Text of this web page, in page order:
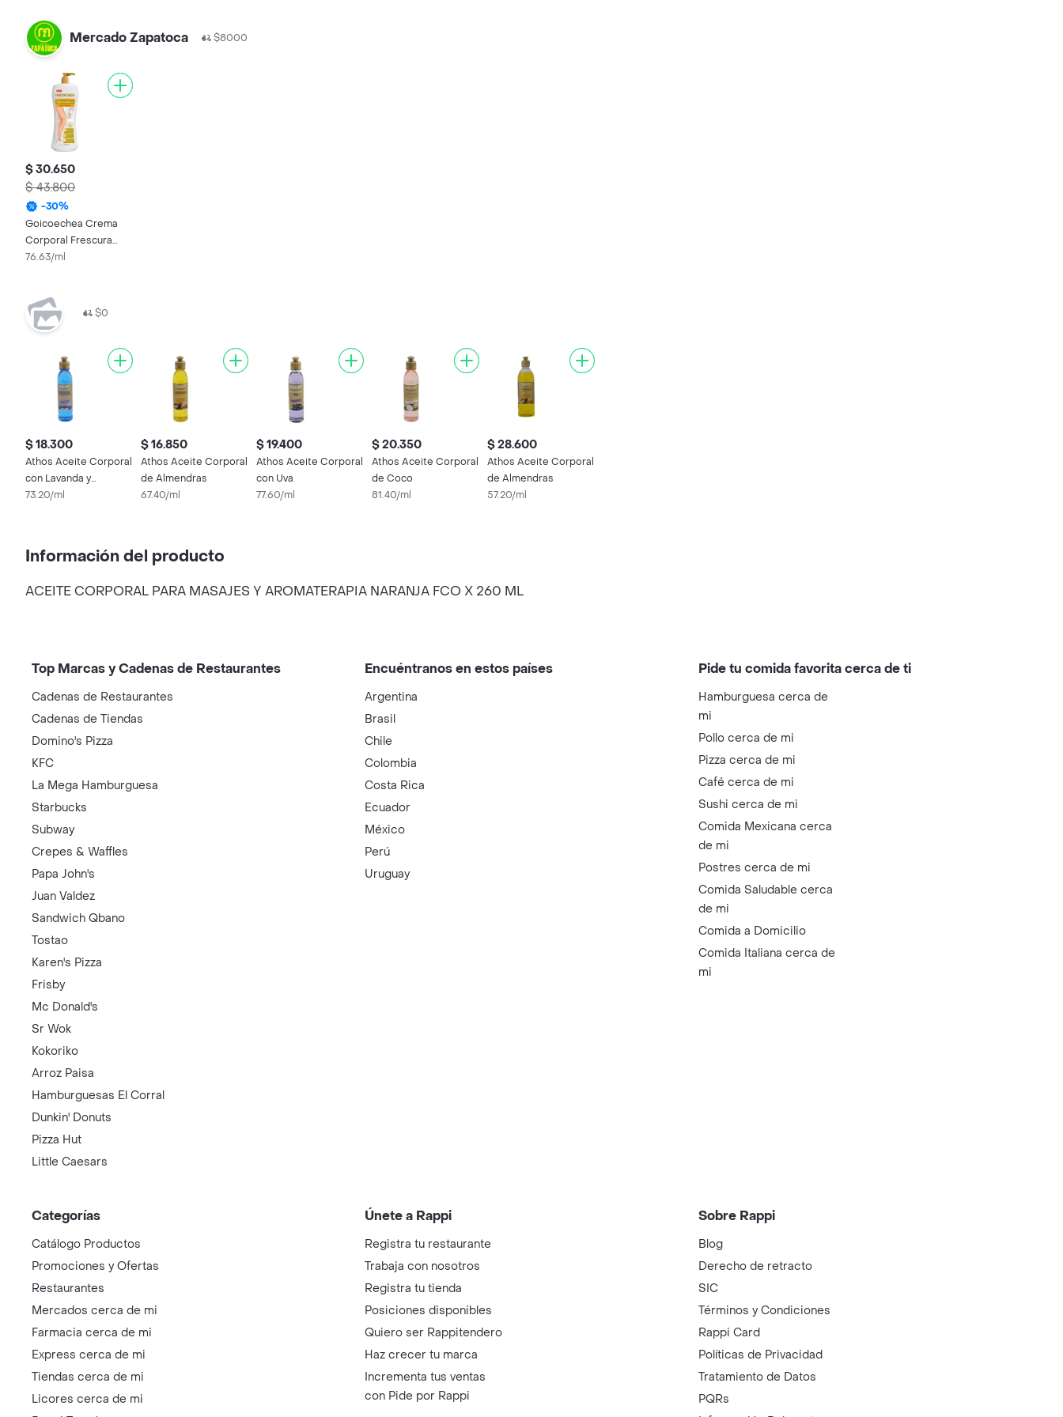
Mercado Zapatoca $8000
$ 30.650
$ 43.800
-30%
Goicoechea Crema
Corporal Frescura
Arica y Manzanilla
76.63/ml
$0
$ 18.300
Athos Aceite Corporal
con Lavanda y
Manzanilla
73.20/ml
$ 16.850
Athos Aceite Corporal
de Almendras
67.40/ml
$ 19.400
Athos Aceite Corporal
con Uva
77.60/ml
$ 20.350
Athos Aceite Corporal
de Coco
81.40/ml
$ 28.600
Athos Aceite Corporal
de Almendras
57.20/ml
Información del producto
ACEITE CORPORAL PARA MASAJES Y AROMATERAPIA NARANJA FCO X 260 ML
Top Marcas y Cadenas de Restaurantes
Cadenas de Restaurantes
Cadenas de Tiendas
Domino's Pizza
KFC
La Mega Hamburguesa
Starbucks
Subway
Crepes & Waffles
Papa John's
Juan Valdez
Sandwich Qbano
Tostao
Karen's Pizza
Frisby
Mc Donald's
Sr Wok
Kokoriko
Arroz Paisa
Hamburguesas El Corral
Dunkin' Donuts
Pizza Hut
Little Caesars
Encuéntranos en estos países
Argentina
Brasil
Chile
Colombia
Costa Rica
Ecuador
México
Perú
Uruguay
Pide tu comida favorita cerca de ti
Hamburguesa cerca de
mi
Pollo cerca de mi
Pizza cerca de mi
Café cerca de mi
Sushi cerca de mi
Comida Mexicana cerca
de mi
Postres cerca de mi
Comida Saludable cerca
de mi
Comida a Domicilio
Comida Italiana cerca de
mi
Categorías
Catálogo Productos
Promociones y Ofertas
Restaurantes
Mercados cerca de mi
Farmacia cerca de mi
Express cerca de mi
Tiendas cerca de mi
Licores cerca de mi
Únete a Rappi
Registra tu restaurante
Trabaja con nosotros
Registra tu tienda
Posiciones disponibles
Quiero ser Rappitendero
Haz crecer tu marca
Incrementa tus ventas
con Pide por Rappi
Sobre Rappi
Blog
Derecho de retracto
SIC
Términos y Condiciones
Rappi Card
Políticas de Privacidad
Tratamiento de Datos
PQRs